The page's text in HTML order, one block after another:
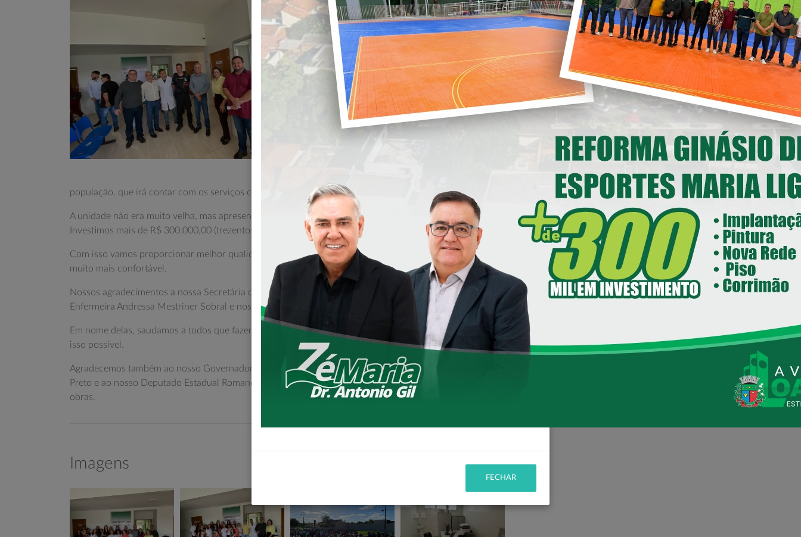
ENTREGA DA REFORMA
DA UNIDADE BASICA DE SAÚDE DR.
ROBERTO ÂNGELO CHRISTIANO (ALTO
DA GLORIA).
Hoje, outro importante dia na nossa
Administração.
Fizemos a entrega da reforma da Unidade
Básica de Saúde DR. ROBERTO ÂNGELO
população, que irá contar com os serviços completos de saúde, odontologia e vacinas.
A unidade não era muito velha, mas apresentava vários problemas e já estava ficando muito deteriorada.
Investimos mais de R$ 300.000,00 (trezentos mil reais), deixando a obra impecável.
Com isso vamos proporcionar melhor qualidade ao atendimento da nossa população, com um ambiente
muito mais confortável.
Nossos agradecimentos a nossa Secretária de Saúde Ana Paula Alencar, a nossa gerente da unidade
Enfermeira Andressa Mestriner Sobral e nossa Coordenadora da Atenção Primária Daiane Carla.
Em nome delas, saudamos a todos que fazem parte da Secretaria Municipal de Saúde, que juntos tornam
isso possível.
Agradecemos também ao nosso Governador Ratinho Junior, nosso Secretário de Saúde Estadual Beto
Preto e ao nosso Deputado Estadual Romanelli, que disponibilizaram os recursos necessários para as
obras.
Imagens
avança com mais 3,6 km de asfalto
rural
22/05/2026 19:00
Gabinete do Prefeito – GPRE
Deputado Federal Toninho
Wandscheer cumpre agenda
institucional em Loanda
Secretaria de Esportes e Lazer - SEEL
reforma do Ginásio de Esportes
Maria Ligiane
11/05/2026 08:00
Secretaria de Indústria, Comércio - SEIC
Distrito Industrial de Loanda avança e
05/05/2026 08:00
FECHAR